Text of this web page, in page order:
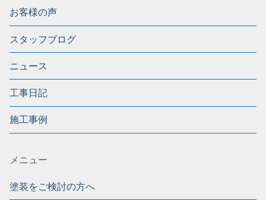
お客様の声
スタッフブログ
ニュース
工事日記
施工事例
メニュー
塗装をご検討の方へ